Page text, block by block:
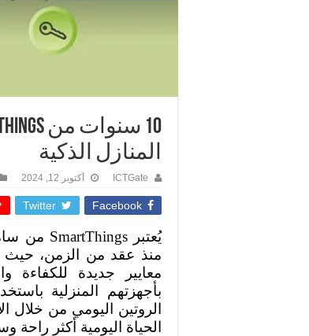
المنازل الذكية
ICTGate أكتوبر 12, 2024
Facebook
Twitter
يُعتبرSmartThings من
منذ عقد من الزمن، حيث
معايير جديدة للكفاءة
بأجهزتهم المنزلية
الروتين اليومي من خلال
الحياة اليومية أكثر راحة